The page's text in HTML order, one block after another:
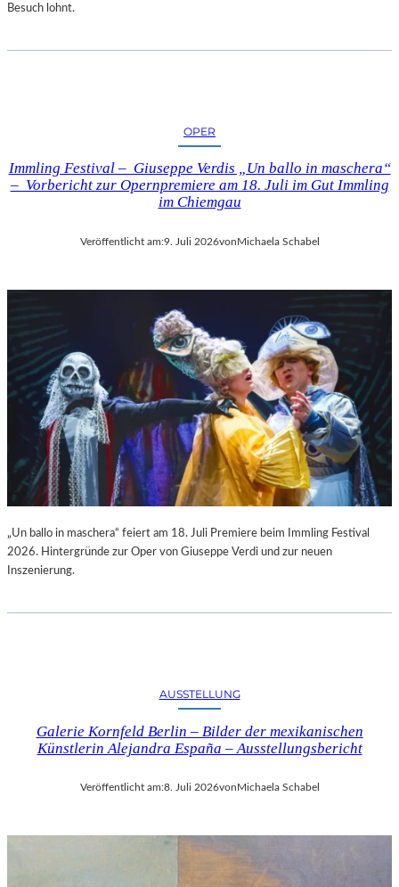
Besuch lohnt.
OPER
Immling Festival – Giuseppe Verdis „Un ballo in maschera“
– Vorbericht zur Opernpremiere am 18. Juli im Gut Immling
im Chiemgau
Veröffentlicht am:9. Juli 2026vonMichaela Schabel
„Un ballo in maschera“ feiert am 18. Juli Premiere beim Immling Festival
2026. Hintergründe zur Oper von Giuseppe Verdi und zur neuen
Inszenierung.
AUSSTELLUNG
Galerie Kornfeld Berlin – Bilder der mexikanischen
Künstlerin Alejandra España – Ausstellungsbericht
Veröffentlicht am:8. Juli 2026vonMichaela Schabel